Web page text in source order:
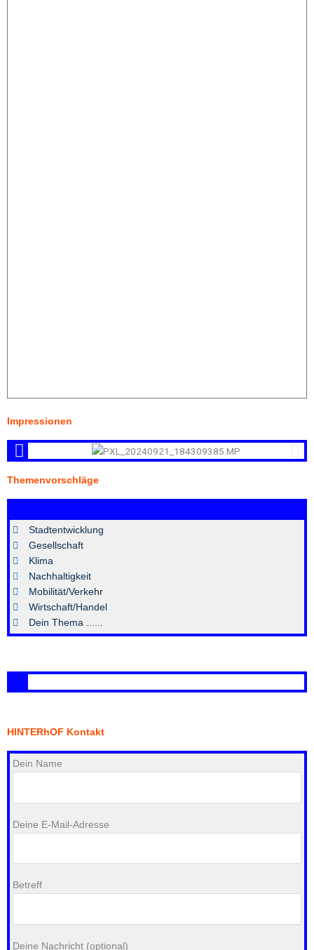
Impressionen
Themenvorschläge
Stadtentwicklung
Gesellschaft
Klima
Nachhaltigkeit
Mobilität/Verkehr
Wirtschaft/Handel
Dein Thema ......
HINTERhOF Kontakt
Dein Name
Deine E-Mail-Adresse
Betreff
Deine Nachricht (optional)